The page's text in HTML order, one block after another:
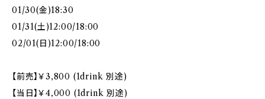
01/30(金)18:30
01/31(土)12:00/18:00
02/01(日)12:00/18:00
【前売】￥3,800 (1drink 別途)
【当日】￥4,000 (1drink 別途)